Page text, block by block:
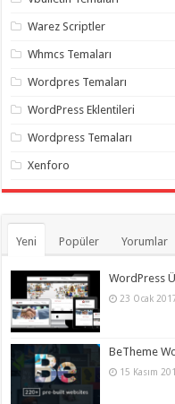
Warez Scriptler
Whmcs Temaları
Wordpres Temaları
WordPress Eklentileri
Wordpress Temaları
Xenforo
Yeni Popüler Yorumlar
WordPress
23 Ocak
BeTheme
15 Kasım